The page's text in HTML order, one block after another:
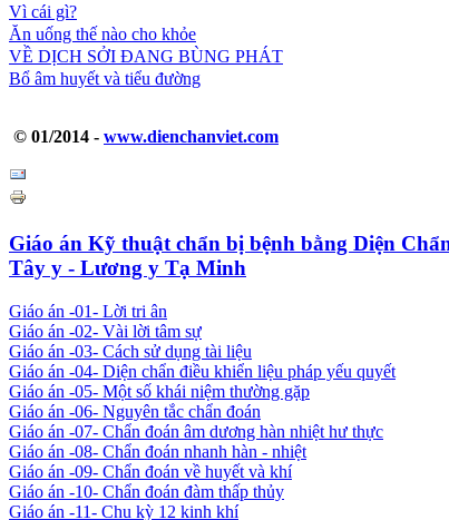
Vì cái gì?
Ăn uống thế nào cho khỏe
VỀ DỊCH SỞI ĐANG BÙNG PHÁT
Bổ âm huyết và tiểu đường
© 01/2014 - www.dienchanviet.com
Giáo án Kỹ thuật chẩn bị bệnh bằng Diện
Tây y - Lương y Tạ Minh
Giáo án -01- Lời tri ân
Giáo án -02- Vài lời tâm sự
Giáo án -03- Cách sử dụng tài liệu
Giáo án -04- Diện chẩn điều khiển liệu pháp yếu quyết
Giáo án -05- Một số khái niệm thường gặp
Giáo án -06- Nguyên tắc chẩn đoán
Giáo án -07- Chẩn đoán âm dương hàn nhiệt hư thực
Giáo án -08- Chẩn đoán nhanh hàn - nhiệt
Giáo án -09- Chẩn đoán về huyết và khí
Giáo án -10- Chẩn đoán đàm thấp thủy
Giáo án -11- Chu kỳ 12 kinh khí